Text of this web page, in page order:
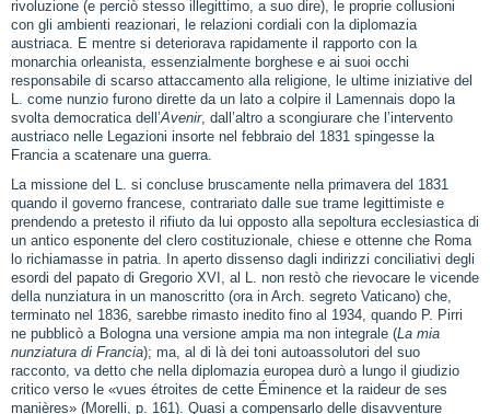
rivoluzione (e perciò stesso illegittimo, a suo dire), le proprie collusioni
con gli ambienti reazionari, le relazioni cordiali con la diplomazia
austriaca. E mentre si deteriorava rapidamente il rapporto con la
monarchia orleanista, essenzialmente borghese e ai suoi occhi
responsabile di scarso attaccamento alla religione, le ultime iniziative del
L. come nunzio furono dirette da un lato a colpire il Lamennais dopo la
svolta democratica dell’Avenir, dall’altro a scongiurare che l’intervento
austriaco nelle Legazioni insorte nel febbraio del 1831 spingesse la
Francia a scatenare una guerra.
La missione del L. si concluse bruscamente nella primavera del 1831
quando il governo francese, contrariato dalle sue trame legittimiste e
prendendo a pretesto il rifiuto da lui opposto alla sepoltura ecclesiastica di
un antico esponente del clero costituzionale, chiese e ottenne che Roma
lo richiamasse in patria. In aperto dissenso dagli indirizzi conciliativi degli
esordi del papato di Gregorio XVI, al L. non restò che rievocare le vicende
della nunziatura in un manoscritto (ora in Arch. segreto Vaticano) che,
terminato nel 1836, sarebbe rimasto inedito fino al 1934, quando P. Pirri
ne pubblicò a Bologna una versione ampia ma non integrale (La mia
nunziatura di Francia); ma, al di là dei toni autoassolutori del suo
racconto, va detto che nella diplomazia europea durò a lungo il giudizio
critico verso le «vues étroites de cette Éminence et la raideur de ses
manières» (Morelli, p. 161). Quasi a compensarlo delle disavventure